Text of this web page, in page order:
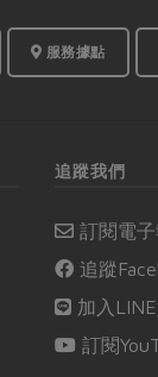
服務據點
追蹤我們
訂閱電子
追蹤
加入
訂閱